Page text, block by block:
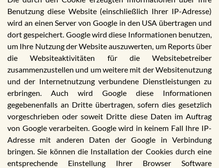
Benutzung diese Website (einschließlich Ihrer IP-Adresse)
wird an einen Server von Google in den USA übertragen und
dort gespeichert. Google wird diese Informationen benutzen,
um Ihre Nutzung der Website auszuwerten, um Reports über
die Websiteaktivitäten für die Websitebetreiber
zusammenzustellen und um weitere mit der Websitenutzung
und der Internetnutzung verbundene Dienstleistungen zu
erbringen. Auch wird Google diese Informationen
gegebenenfalls an Dritte übertragen, sofern dies gesetzlich
vorgeschrieben oder soweit Dritte diese Daten im Auftrag
von Google verarbeiten. Google wird in keinem Fall Ihre IP-
Adresse mit anderen Daten der Google in Verbindung
bringen. Sie können die Installation der Cookies durch eine
entsprechende Einstellung Ihrer Browser Software